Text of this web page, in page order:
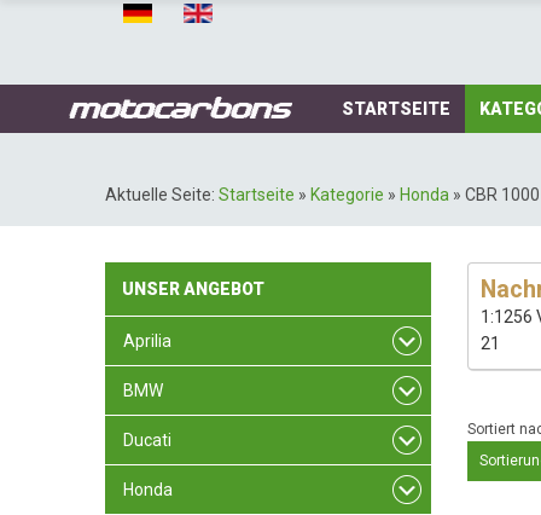
STARTSEITE
Aktuelle Seite: Startseite » Kategorie » Honda » CBR
UNSERANGEBOT
Aprilia
BMW
Ducati
Honda
1:1256
21
Sortiert